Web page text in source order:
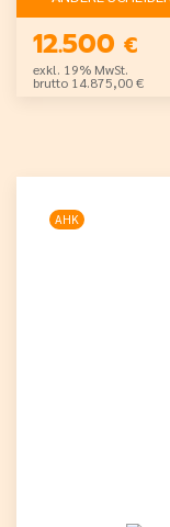
12.500 €
exkl. 19% MwSt.
brutto 14.875,00 €
AHK